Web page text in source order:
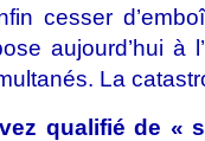
cesser
aujourd’hui à
La
qualifié de «